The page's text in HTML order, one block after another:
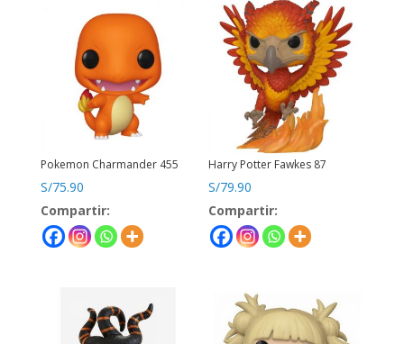
Pokemon Charmander 455
S/75.90
Compartir:
Harry Potter Fawkes 87
S/79.90
Compartir: